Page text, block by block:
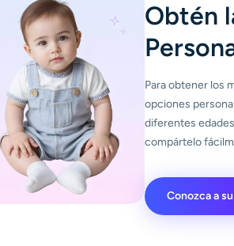
Obtén
Para obtener los
opciones
diferentes
compártelo
Conozca a